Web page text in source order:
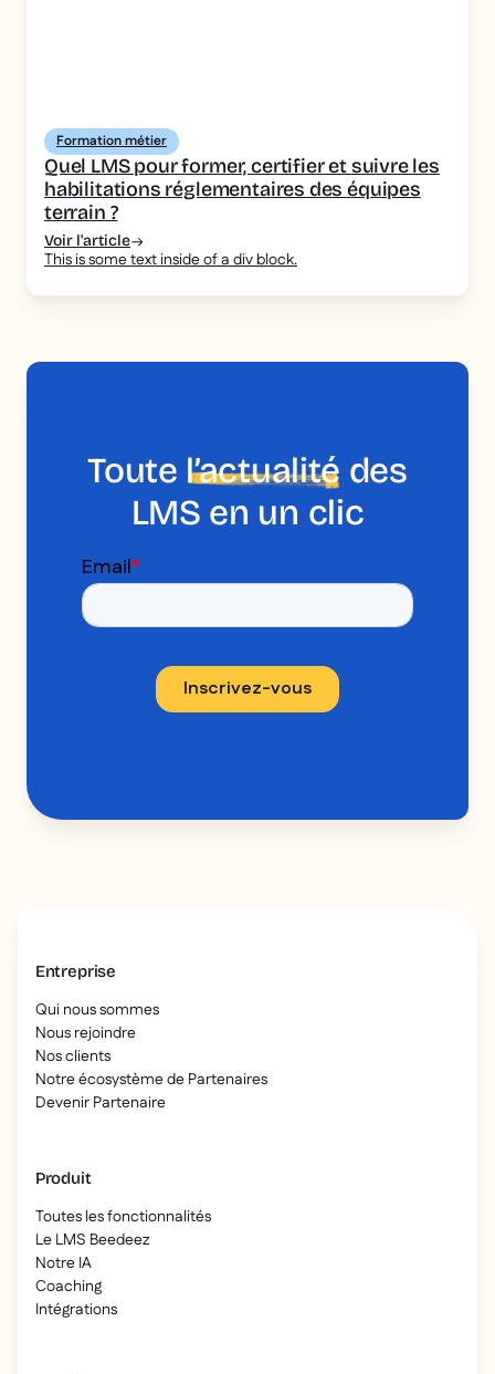
Formation métier
Quel LMS pour former, certifier et suivre les
habilitations réglementaires des équipes
terrain ?
Voir l'article
This is some text inside of a div block.
Toute l’actualité des
LMS en un clic
Entreprise
Qui nous sommes
Nous rejoindre
Nos clients
Notre écosystème de Partenaires
Devenir Partenaire
Produit
Toutes les fonctionnalités
Le LMS Beedeez
Notre IA
Coaching
Intégrations